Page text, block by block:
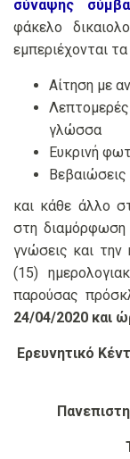
σύναψης
φάκελο
εμπεριέχονται
Αίτηση με
γλώσσα
Ευκρινή
Βεβαιώσεις
και κάθε άλλο
στη διαμόρφωση
γνώσεις και
(15)
παρούσας
24/04/2020 και
Ερευνητικό